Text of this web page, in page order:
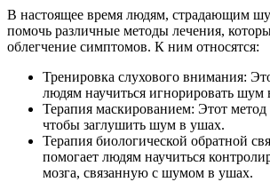
В настоящее время людям, страдающим
помочь различные методы лечения,
облегчение симптомов. К ним относятся:
Тренировка слухового внимания:
людям научиться игнорировать шум
Терапия маскированием: Этот метод
чтобы заглушить шум в ушах.
Терапия биологической обратной
помогает людям научиться
мозга, связанную с шумом в ушах.